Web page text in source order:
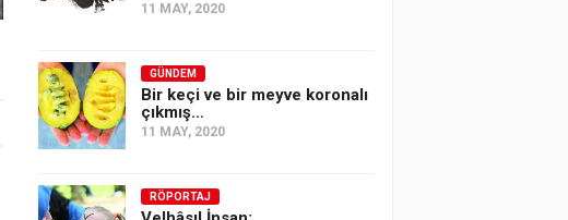
11 MAY, 2020
GÜNDEM
Bir keçi ve bir meyve koronalı
çıkmış…
11 MAY, 2020
RÖPORTAJ